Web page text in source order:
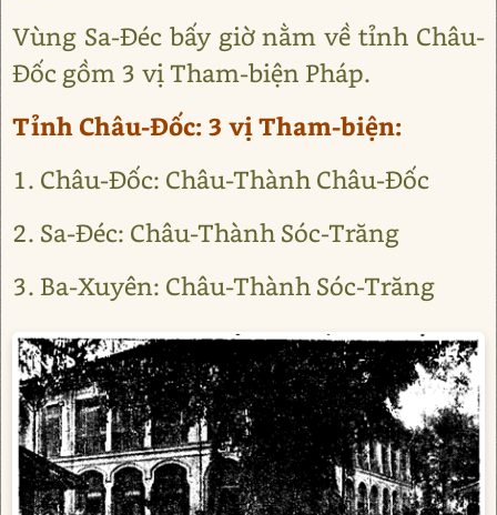
Vùng Sa-Đéc bấy giờ nằm về tỉnh Châu-
Đốc gồm 3 vị Tham-biện Pháp.
Tỉnh Châu-Đốc: 3 vị Tham-biện:
1. Châu-Đốc: Châu-Thành Châu-Đốc
2. Sa-Đéc: Châu-Thành Sóc-Trăng
3. Ba-Xuyên: Châu-Thành Sóc-Trăng